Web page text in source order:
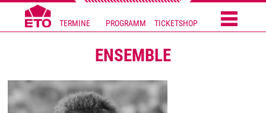
TERMINE PROGRAMM TICKETSHOP
ENSEMBLE